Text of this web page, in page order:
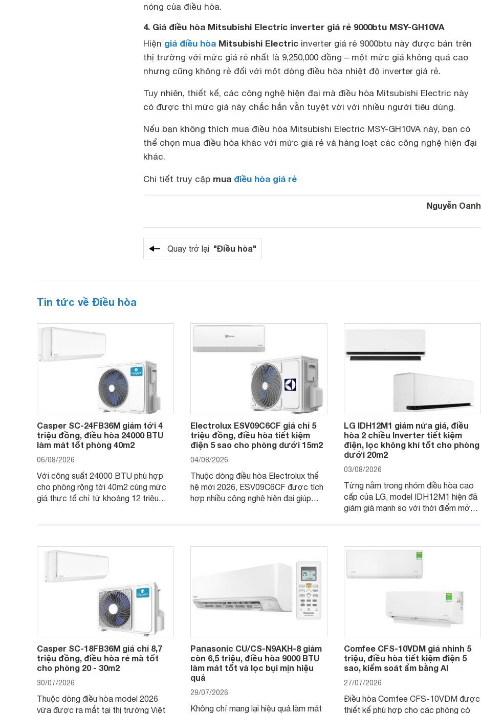
nóng của điều hòa.
4. Giá điều hòa Mitsubishi Electric inverter giá rẻ 9000btu MSY-GH10VA
Hiện giá điều hòa Mitsubishi Electric inverter giá rẻ 9000btu này được bán trên
thị trường với mức giá rẻ nhất là 9,250,000 đồng – một mức giá không quá cao
nhưng cũng không rẻ đối với một dòng điều hòa nhiệt độ inverter giá rẻ.
Tuy nhiên, thiết kế, các công nghệ hiện đại mà điều hòa Mitsubishi Electric này
có được thì mức giá này chắc hẳn vẫn tuyệt vời với nhiều người tiêu dùng.
Nếu bạn không thích mua điều hòa Mitsubishi Electric MSY-GH10VA này, bạn có
thể chọn mua điều hòa khác với mức giá rẻ và hàng loạt các công nghệ hiện đại
khác.
Chi tiết truy cập mua điều hòa giá rẻ
Nguyễn Oanh
Quay trở lại "Điều hòa"
Tin tức về Điều hòa
Casper SC-24FB36M giảm tới 4
triệu đồng, điều hòa 24000 BTU
làm mát tốt phòng 40m2
06/08/2026
Với công suất 24000 BTU phù hợp
cho phòng rộng tới 40m2 cùng mức
giá thực tế chỉ từ khoảng 12 triệu
Electrolux ESV09C6CF giá chỉ 5
triệu đồng, điều hòa tiết kiệm
điện 5 sao cho phòng dưới 15m2
04/08/2026
Thuộc dòng điều hòa Electrolux thế
hệ mới 2026, ESV09C6CF được tích
hợp nhiều công nghệ hiện đại giúp
LG IDH12M1 giảm nửa giá, điều
hòa 2 chiều Inverter tiết kiệm
điện, lọc không khí tốt cho phòng
dưới 20m2
03/08/2026
Từng nằm trong nhóm điều hòa cao
cấp của LG, model IDH12M1 hiện đã
giảm giá mạnh so với thời điểm mở
đại.
Casper SC-18FB36M giá chỉ 8,7
triệu đồng, điều hòa rẻ mà tốt
cho phòng 20 - 30m2
30/07/2026
Thuộc dòng điều hòa model 2026
vừa được ra mắt tại thị trường Việt
Panasonic CU/CS-N9AKH-8 giảm
còn 6,5 triệu, điều hòa 9000 BTU
làm mát tốt và lọc bụi mịn hiệu
quả
29/07/2026
Không chỉ mang lại hiệu quả làm mát
Comfee CFS-10VDM giá nhỉnh 5
triệu, điều hòa tiết kiệm điện 5
sao, kiểm soát ẩm bằng AI
27/07/2026
Điều hòa Comfee CFS-10VDM được
thiết kế phù hợp cho các phòng có